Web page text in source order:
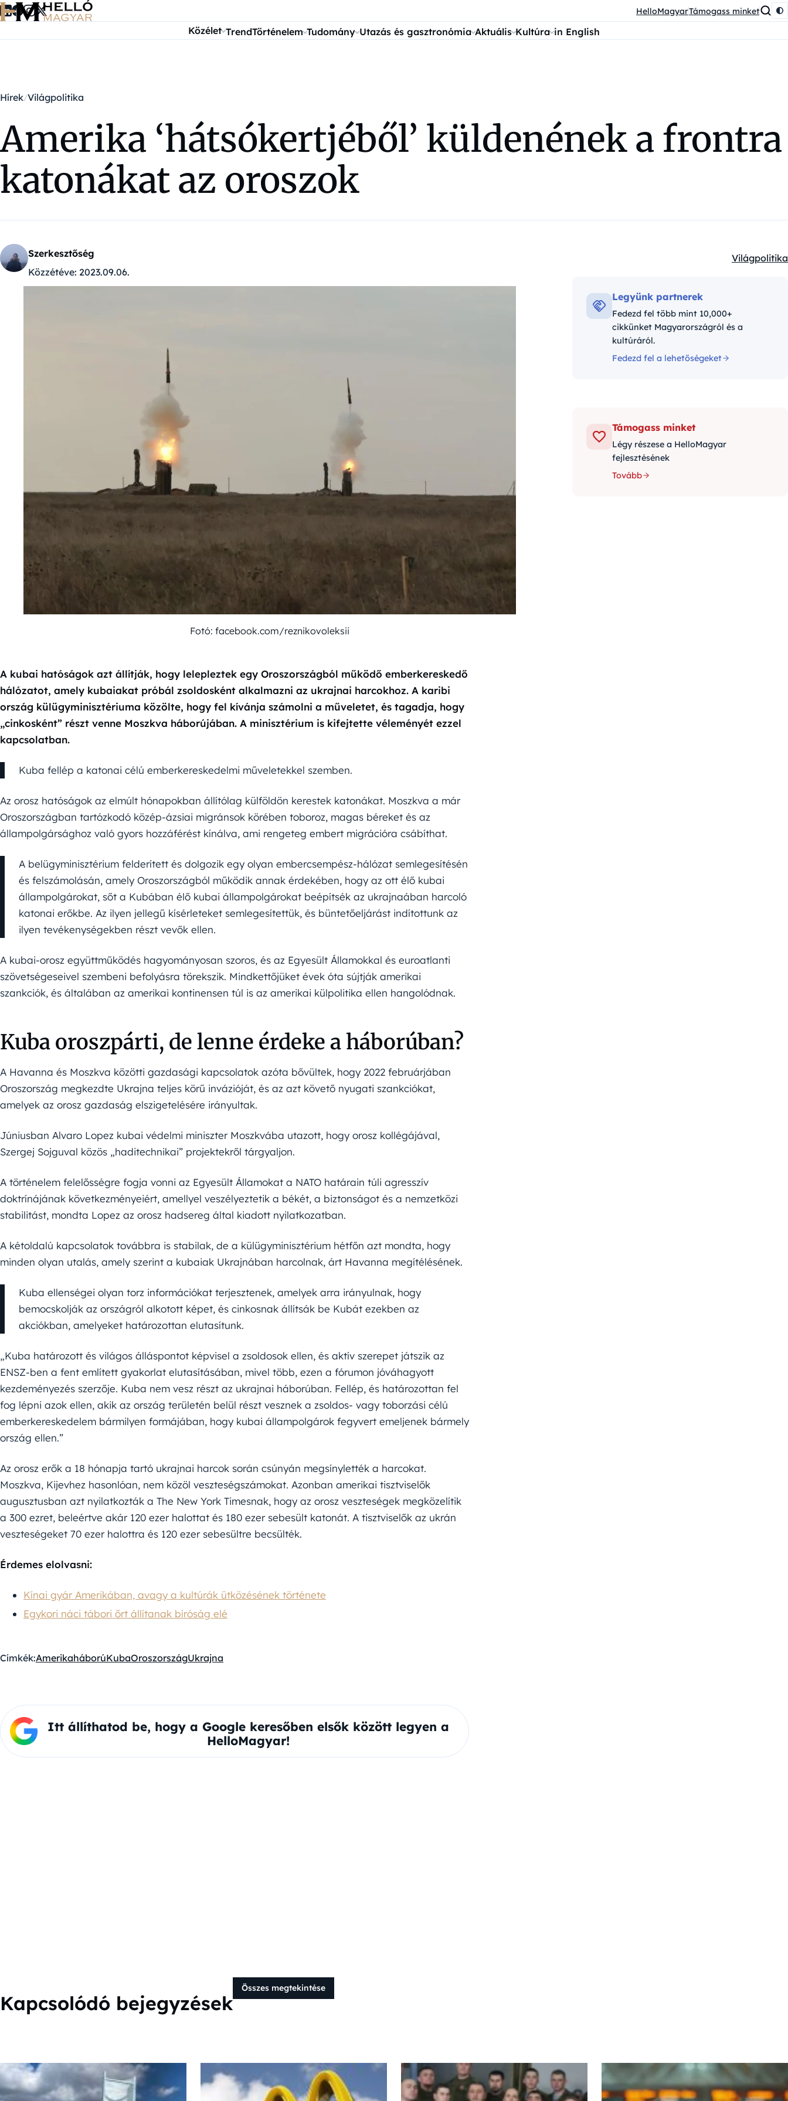
Ugrás a tartalomra HelloMagyarTámogass minket
Közélet TrendTörténelem Tudomány Utazás és gasztronómia Aktuális Kultúra in English
Hírek Világpolitika
Amerika ‘hátsókertjéből’ küldenének a frontra
katonákat az oroszok
Szerkesztőség
Közzétéve: 2023.09.06.
Kategóriák:
Világpolitika
Fotó: facebook.com/reznikovoleksii
A kubai hatóságok azt állítják, hogy lelepleztek egy Oroszországból működő emberkereskedő
hálózatot, amely kubaiakat próbál zsoldosként alkalmazni az ukrajnai harcokhoz. A karibi
ország külügyminisztériuma közölte, hogy fel kívánja számolni a műveletet, és tagadja, hogy
„cinkosként” részt venne Moszkva háborújában. A minisztérium is kifejtette véleményét ezzel
kapcsolatban.
Kuba fellép a katonai célú emberkereskedelmi műveletekkel szemben.
Az orosz hatóságok az elmúlt hónapokban állítólag külföldön kerestek katonákat. Moszkva a már
Oroszországban tartózkodó közép-ázsiai migránsok körében toboroz, magas béreket és az
állampolgársághoz való gyors hozzáférést kínálva, ami rengeteg embert migrációra csábíthat.
A belügyminisztérium felderített és dolgozik egy olyan embercsempész-hálózat semlegesítésén
és felszámolásán, amely Oroszországból működik annak érdekében, hogy az ott élő kubai
állampolgárokat, sőt a Kubában élő kubai állampolgárokat beépítsék az ukrajnaában harcoló
katonai erőkbe. Az ilyen jellegű kísérleteket semlegesítettük, és büntetőeljárást indítottunk az
ilyen tevékenységekben részt vevők ellen.
A kubai-orosz együttműködés hagyományosan szoros, és az Egyesült Államokkal és euroatlanti
szövetségeseivel szembeni befolyásra törekszik. Mindkettőjüket évek óta sújtják amerikai
szankciók, és általában az amerikai kontinensen túl is az amerikai külpolitika ellen hangolódnak.
Kuba oroszpárti, de lenne érdeke a háborúban?
A Havanna és Moszkva közötti gazdasági kapcsolatok azóta bővültek, hogy 2022 februárjában
Oroszország megkezdte Ukrajna teljes körű invázióját, és az azt követő nyugati szankciókat,
amelyek az orosz gazdaság elszigetelésére irányultak.
Júniusban Alvaro Lopez kubai védelmi miniszter Moszkvába utazott, hogy orosz kollégájával,
Szergej Sojguval közös „haditechnikai” projektekről tárgyaljon.
A történelem felelősségre fogja vonni az Egyesült Államokat a NATO határain túli agresszív
doktrínájának következményeiért, amellyel veszélyeztetik a békét, a biztonságot és a nemzetközi
stabilitást, mondta Lopez az orosz hadsereg által kiadott nyilatkozatban.
A kétoldalú kapcsolatok továbbra is stabilak, de a külügyminisztérium hétfőn azt mondta, hogy
minden olyan utalás, amely szerint a kubaiak Ukrajnában harcolnak, árt Havanna megítélésének.
Kuba ellenségei olyan torz információkat terjesztenek, amelyek arra irányulnak, hogy
bemocskolják az országról alkotott képet, és cinkosnak állítsák be Kubát ezekben az
akciókban, amelyeket határozottan elutasítunk.
„Kuba határozott és világos álláspontot képvisel a zsoldosok ellen, és aktív szerepet játszik az
ENSZ-ben a fent említett gyakorlat elutasításában, mivel több, ezen a fórumon jóváhagyott
kezdeményezés szerzője. Kuba nem vesz részt az ukrajnai háborúban. Fellép, és határozottan fel
fog lépni azok ellen, akik az ország területén belül részt vesznek a zsoldos- vagy toborzási célú
emberkereskedelem bármilyen formájában, hogy kubai állampolgárok fegyvert emeljenek bármely
ország ellen.”
Az orosz erők a 18 hónapja tartó ukrajnai harcok során csúnyán megsínylették a harcokat.
Moszkva, Kijevhez hasonlóan, nem közöl veszteségszámokat. Azonban amerikai tisztviselők
augusztusban azt nyilatkozták a The New York Timesnak, hogy az orosz veszteségek megközelítik
a 300 ezret, beleértve akár 120 ezer halottat és 180 ezer sebesült katonát. A tisztviselők az ukrán
veszteségeket 70 ezer halottra és 120 ezer sebesültre becsülték.
Érdemes elolvasni:
Kínai gyár Amerikában, avagy a kultúrák ütközésének története
Egykori náci tábori őrt állítanak bíróság elé
Címkék:AmerikaháborúKubaOroszországUkrajna
Itt állíthatod be, hogy a Google keresőben elsők között legyen a
HelloMagyar!
Legyünk partnerek
Fedezd fel több mint 10,000+
cikkünket Magyarországról és a
kultúráról.
Fedezd fel a lehetőségeket
Támogass minket
Légy részese a HelloMagyar
fejlesztésének
Tovább
Kapcsolódó bejegyzések
Összes megtekintése